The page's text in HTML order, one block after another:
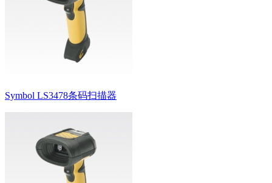
Symbol LS3478条码扫描器